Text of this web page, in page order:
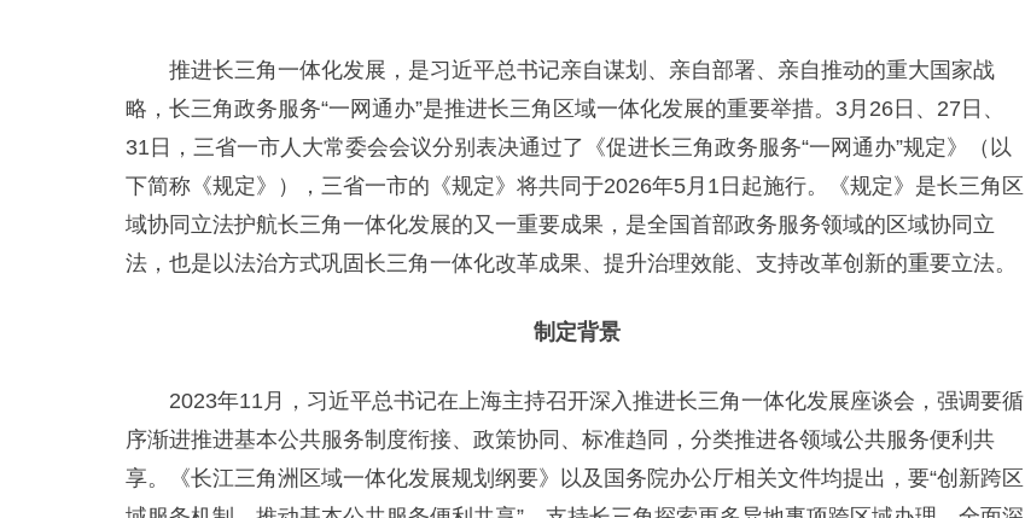
推进长三角一体化发展，是习近平总书记亲自谋划、亲自部署、亲自推动的重大国家战
略，长三角政务服务“一网通办”是推进长三角区域一体化发展的重要举措。3月26日、27日、
31日，三省一市人大常委会会议分别表决通过了《促进长三角政务服务“一网通办”规定》（以
下简称《规定》），三省一市的《规定》将共同于2026年5月1日起施行。《规定》是长三角区
域协同立法护航长三角一体化发展的又一重要成果，是全国首部政务服务领域的区域协同立
法，也是以法治方式巩固长三角一体化改革成果、提升治理效能、支持改革创新的重要立法。
制定背景
2023年11月，习近平总书记在上海主持召开深入推进长三角一体化发展座谈会，强调要循
序渐进推进基本公共服务制度衔接、政策协同、标准趋同，分类推进各领域公共服务便利共
享。《长江三角洲区域一体化发展规划纲要》以及国务院办公厅相关文件均提出，要“创新跨区